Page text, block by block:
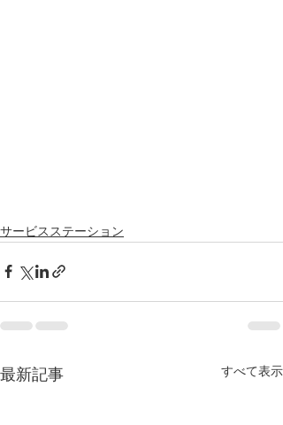
サービスステーション
最新記事 すべて表示